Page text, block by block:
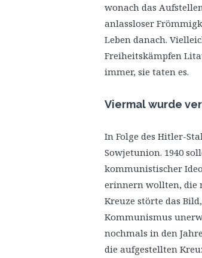
wonach das
anlassloser
Leben danach.
Freiheitskämpfen
immer, sie taten es.
Viermal wurde
In Folge des Hitler-
Sowjetunion. 1940
kommunistischer
erinnern wollten, die
Kreuze störte das
Kommunismus
nochmals in den
die aufgestellten